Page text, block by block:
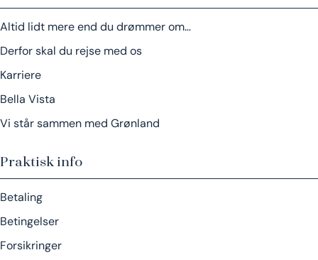
Altid lidt mere end du drømmer om…
Derfor skal du rejse med os
Karriere
Bella Vista
Vi står sammen med Grønland
Praktisk info
Betaling
Betingelser
Forsikringer